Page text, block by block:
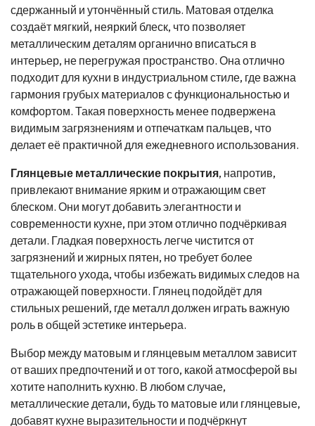
сдержанный и утончённый стиль. Матовая отделка
создаёт мягкий, неяркий блеск, что позволяет
металлическим деталям органично вписаться в
интерьер, не перегружая пространство. Она отлично
подходит для кухни в индустриальном стиле, где важна
гармония грубых материалов с функциональностью и
комфортом. Такая поверхность менее подвержена
видимым загрязнениям и отпечаткам пальцев, что
делает её практичной для ежедневного использования.
Глянцевые металлические покрытия, напротив,
привлекают внимание ярким и отражающим свет
блеском. Они могут добавить элегантности и
современности кухне, при этом отлично подчёркивая
детали. Гладкая поверхность легче чистится от
загрязнений и жирных пятен, но требует более
тщательного ухода, чтобы избежать видимых следов на
отражающей поверхности. Глянец подойдёт для
стильных решений, где металл должен играть важную
роль в общей эстетике интерьера.
Выбор между матовым и глянцевым металлом зависит
от ваших предпочтений и от того, какой атмосферой вы
хотите наполнить кухню. В любом случае,
металлические детали, будь то матовые или глянцевые,
добавят кухне выразительности и подчёркнут